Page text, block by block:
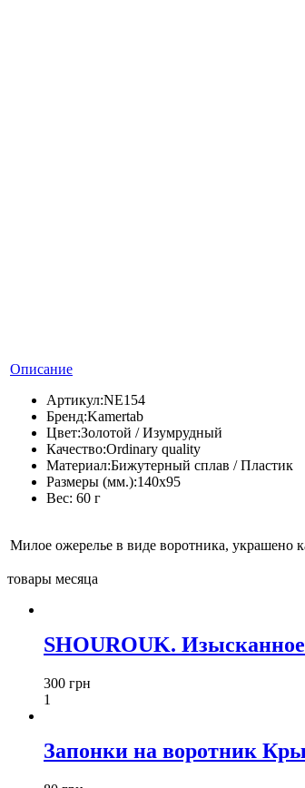
Описание
Артикул:NE154
Бренд:Kamertab
Цвет:Золотой / Изумрудный
Качество:Ordinary quality
Материал:Бижутерный сплав / Пластик
Размеры (мм.):140х95
Вес: 60 г
Милое ожерелье в виде воротника, украшено
товары месяца
SHOUROUK.
300 грн
1
Запонки на воротник